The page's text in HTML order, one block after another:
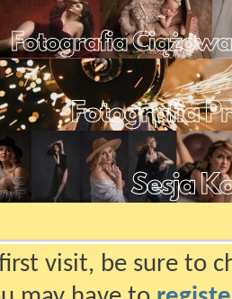
visit, be sure to